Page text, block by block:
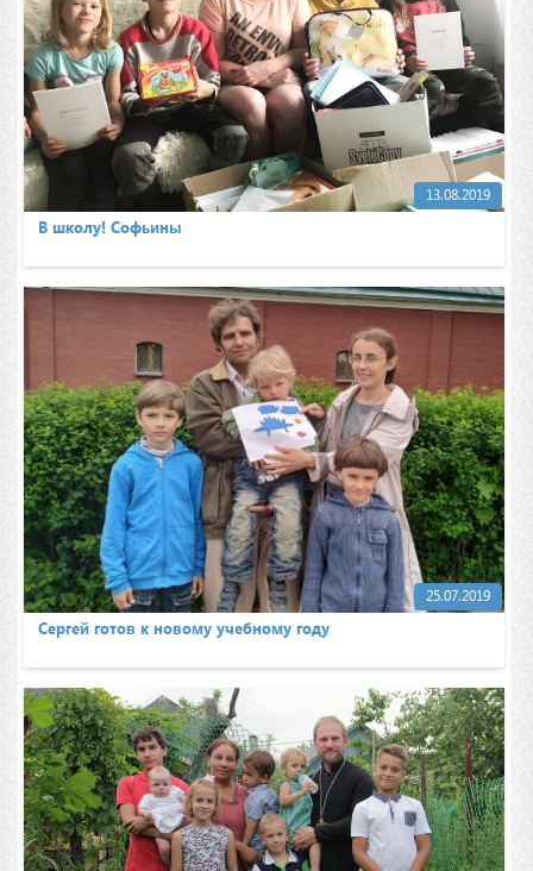
13.08.2019
В школу! Софьины
25.07.2019
Сергей готов к новому учебному году